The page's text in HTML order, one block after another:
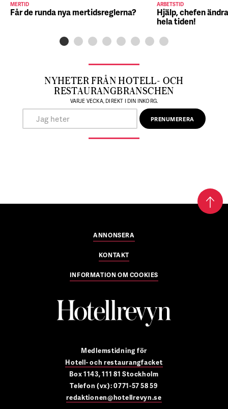
MERTID
Får de runda nya mertidsreglerna?
ARBETSTID
Hjälp, chefen
hela tiden!
NYHETER FRÅN HOTELL- OCH
RESTAURANGBRANSCHEN
VARJE VECKA, DIREKT I DIN INKORG.
ANNONSERA
KONTAKT
INFORMATION OM COOKIES
Medlemstidning för
Hotell- och restaurangfacket
Box 1143, 111 81 Stockholm
Telefon (vx): 0771-57 58 59
redaktionen@hotellrevyn.se